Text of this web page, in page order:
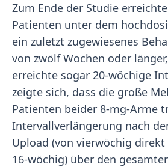
Zum Ende der Studie
Patienten unter dem
ein zuletzt zugewiesenes
von zwölf Wochen oder
erreichte sogar 20-wöchige
zeigte sich, dass die große
Patienten beider 8-mg-Arme
Intervallverlängerung nach
Upload (von vierwöchig
16-wöchig) über den